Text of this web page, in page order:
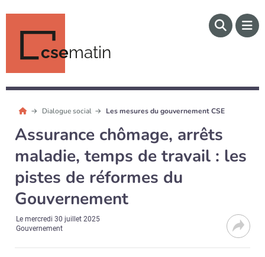
csematin
Dialogue social Les mesures du gouvernement CSE
Assurance chômage, arrêts
maladie, temps de travail : les
pistes de réformes du
Gouvernement
Lemercredi 30 juillet 2025
Gouvernement